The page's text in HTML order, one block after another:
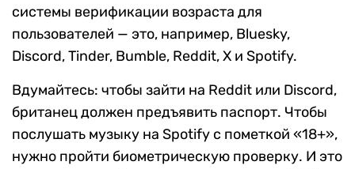
системы верификации возраста для
пользователей — это, например, Bluesky,
Discord, Tinder, Bumble, Reddit, X и Spotify.
Вдумайтесь: чтобы зайти на Reddit или Discord,
британец должен предъявить паспорт. Чтобы
послушать музыку на Spotify с пометкой «18+»,
нужно пройти биометрическую проверку. И это